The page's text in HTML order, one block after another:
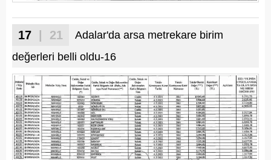
17 | 21
Adalar'da arsa metrekare birim
değerleri belli oldu-16